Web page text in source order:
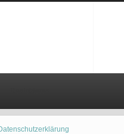
Datenschutzerklärung